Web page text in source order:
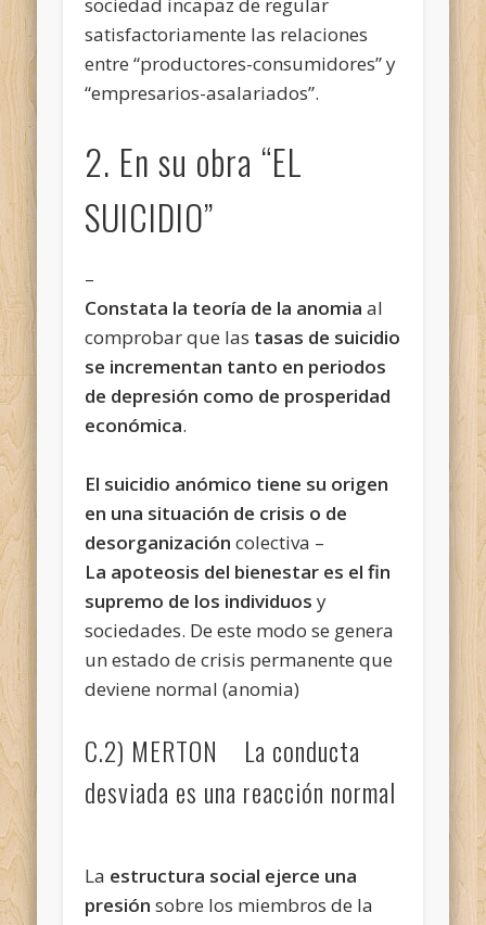
satisfactoriamente las relaciones
entre “productores-consumidores” y
“empresarios-asalariados”.
2. En su obra “EL
SUICIDIO”
–
Constata la teoría de la anomia al
comprobar que las tasas de suicidio
se incrementan tanto en periodos
de depresión como de prosperidad
económica.
El suicidio anómico tiene su origen
en una situación de crisis o de
desorganización colectiva –
La apoteosis del bienestar es el fin
supremo de los individuos y
sociedades. De este modo se genera
un estado de crisis permanente que
deviene normal (anomia)
C.2) MERTON La conducta
desviada es una reacción normal
La estructura social ejerce una
presión sobre los miembros de la